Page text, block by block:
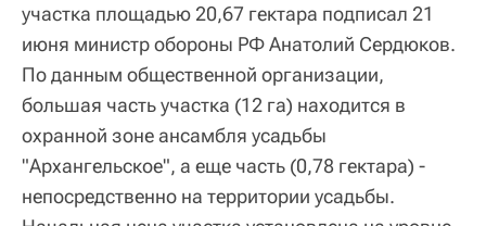
участка площадью 20,67 гектара подписал 21
июня министр обороны РФ Анатолий Сердюков.
По данным общественной организации,
большая часть участка (12 га) находится в
охранной зоне ансамбля усадьбы
"Архангельское", а еще часть (0,78 гектара) -
непосредственно на территории усадьбы.